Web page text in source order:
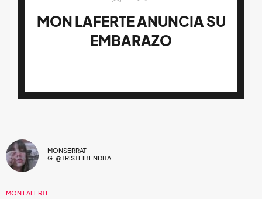
MON LAFERTE ANUNCIA SU
EMBARAZO
MONSERRAT
G. @TRISTEIBENDITA
MON LAFERTE